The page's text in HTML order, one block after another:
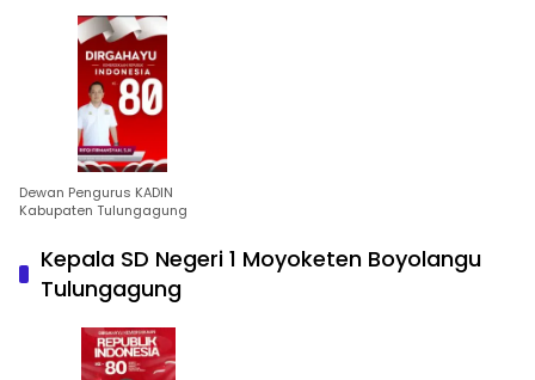
Dewan Pengurus KADIN
Kabupaten Tulungagung
Kepala SD Negeri 1 Moyoketen Boyolangu
Tulungagung